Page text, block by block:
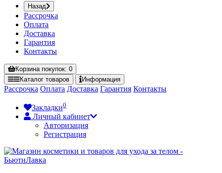
Назад
Рассрочка
Оплата
Доставка
Гарантия
Контакты
Корзинапокупок: 0
Каталог товаров Информация
Рассрочка Оплата Доставка Гарантия Контакты
Закладки0
Личный кабинет
Авторизация
Регистрация